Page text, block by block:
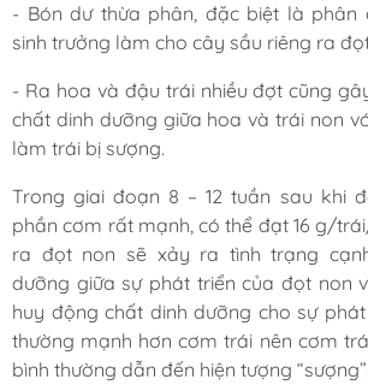
- Bón dư thừa phân, đặc biệt là phân
sinh trưởng làm cho cây sầu riêng ra
- Ra hoa và đậu trái nhiều đợt cũng
chất dinh dưỡng giữa hoa và trái non
làm trái bị sượng.
Trong giai đoạn 8 – 12 tuần sau khi
phần cơm rất mạnh, có thể đạt 16 g/
ra đọt non sẽ xảy ra tình trạng
dưỡng giữa sự phát triển của đọt non
huy động chất dinh dưỡng cho sự
thường mạnh hơn cơm trái nên cơm
bình thường dẫn đến hiện tượng “sượng”.